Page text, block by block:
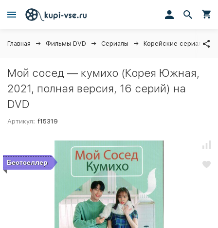
Главная Фильмы DVD Сериалы Корейские сериалы
Мой сосед — кумихо (Корея Южная,
2021, полная версия, 16 серий) на
DVD
Артикул: f15319
Бестселлер